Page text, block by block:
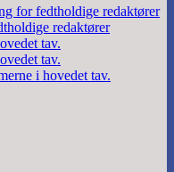
for fedtholdige redaktører
redaktører
tav.
tav.
i hovedet tav.